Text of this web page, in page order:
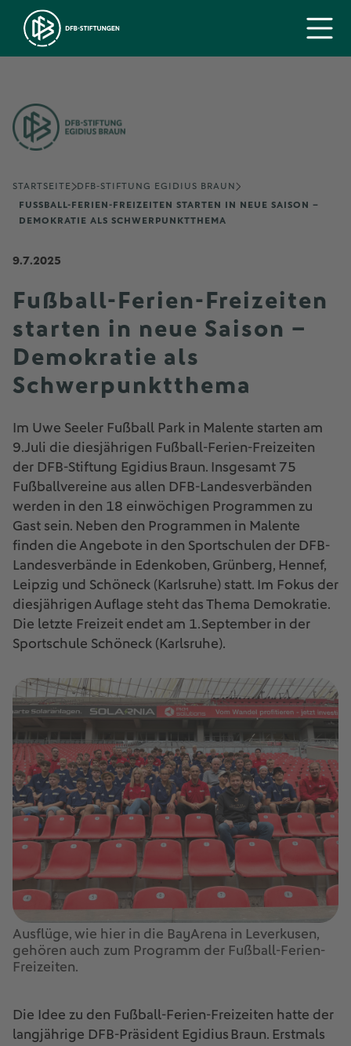
STARTSEITE
DFB-STIFTUNG EGIDIUS BRAUN
FUSSBALL-FERIEN-FREIZEITEN STARTEN IN NEUE SAISON – D
EMOKRATIE ALS SCHWERPUNKTTHEMA
9.7.2025
Fußball-Ferien-Freizeiten
starten in neue Saison –
Demokratie als
Schwerpunktthema
Im Uwe Seeler Fußball Park in Malente starten am
9. Juli die diesjährigen Fußball-Ferien-Freizeiten
der DFB-Stiftung Egidius Braun. Insgesamt 75
Fußballvereine aus allen DFB-Landesverbänden
werden in den 18 einwöchigen Programmen zu
Gast sein. Neben den Programmen in Malente
finden die Angebote in den Sportschulen der DFB-
Landesverbände in Edenkoben, Grünberg, Hennef,
Leipzig und Schöneck (Karlsruhe) statt. Im Fokus der
diesjährigen Auflage steht das Thema Demokratie.
Die letzte Freizeit endet am 1. September in der
Sportschule Schöneck (Karlsruhe).
Ausflüge, wie hier in die BayArena in Leverkusen,
gehören auch zum Programm der Fußball-Ferien-
Freizeiten.
Die Idee zu den Fußball-Ferien-Freizeiten hatte der
langjährige DFB-Präsident Egidius Braun. Erstmals